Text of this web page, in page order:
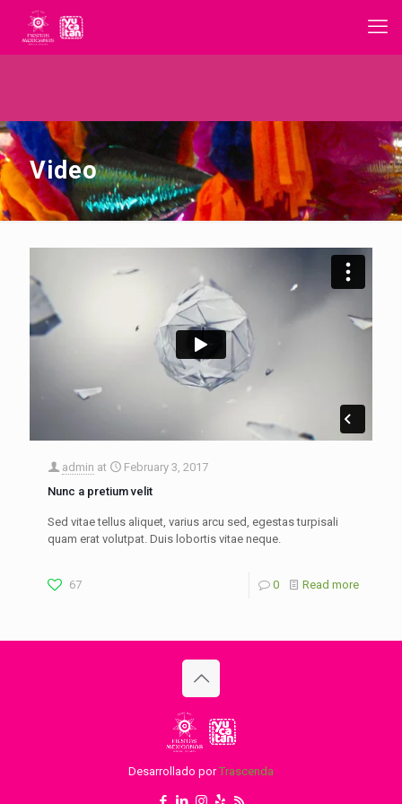
Video
admin at
February 3, 2017
Nunc a pretium velit
Sed vitae tellus aliquet, varius arcu sed, egestas turpisali
quam erat volutpat. Duis lobortis vitae neque.
67 0 Read more
Desarrollado porTrascenda